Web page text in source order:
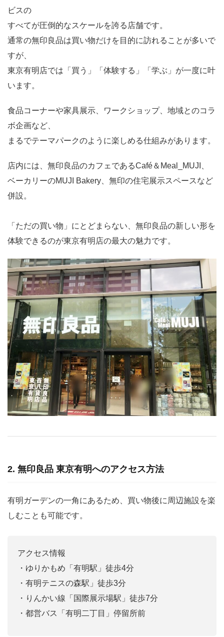
ビスの
すべてが圧倒的なスケールを誇る店舗です。
通常の無印良品は買い物だけを目的に訪れることが多いで
すが、
東京有明店では「買う」「体験する」「学ぶ」が一度に叶
います。
食品コーナーや家具展示、ワークショップ、地域とのコラ
ボ企画など、
まるでテーマパークのように楽しめる仕組みがあります。
店内には、無印良品のカフェであるCafé＆Meal_MUJI、
ベーカリーのMUJI Bakery、無印の住宅展示スペースなど
併設。
「ただの買い物」にとどまらない、無印良品の新しい形を
体験できるのが東京有明店の最大の魅力です。
2. 無印良品 東京有明へのアクセス方法
有明ガーデンの一角にあるため、買い物後に周辺施設を楽
しむことも可能です。
アクセス情報
・ゆりかもめ「有明駅」徒歩4分
・有明テニスの森駅」徒歩3分
・りんかい線「国際展示場駅」徒歩7分
・都営バス「有明二丁目」停留所前